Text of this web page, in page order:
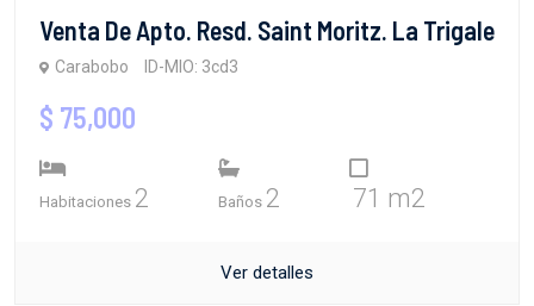
Venta De Apto. Resd. Saint Moritz. La Trigale
Carabobo ID-MIO: 3cd3
$ 75,000
Habitaciones 2 Baños 2 71 m2
Ver detalles